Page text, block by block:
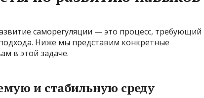
саморегуляции — это процесс, требующий
Ниже мы представим конкретные
в этой задаче.
и стабильную среду